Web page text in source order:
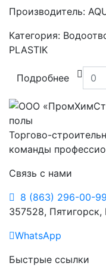
Производитель:
Категория:
PLASTIK
Подробнее
Торгово-
команды
Связь с нами
8 (863) 296-00-99
357528,
WhatsApp
Быстрые ссылки